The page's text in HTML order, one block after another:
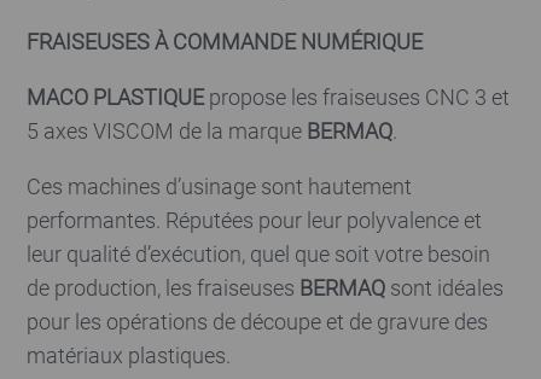
FRAISEUSES À COMMANDE NUMÉRIQUE
MACO PLASTIQUEpropose les fraiseuses CNC 3 et
5 axes VISCOM de la marque BERMAQ
Ces machines d’usinage sont hautement
performantes. Réputées pour leur polyvalence et
leur qualité d’exécution, quel que soit votre besoin
de production, les fraiseuses BERMAQ sont idéales
pour les opérations de découpe et de gravure des
matériaux plastiques.